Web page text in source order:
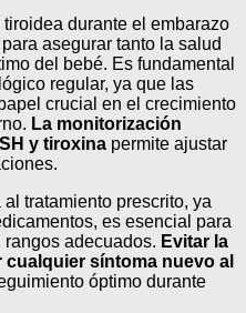
durante el embarazo
asegurar tanto la salud
del bebé. Es fundamental
regular, ya que las
crucial en el crecimiento
La monitorización
y tiroxina permite ajustar
tratamiento prescrito, ya
es esencial para
adecuados. Evitar la
síntoma nuevo al
óptimo durante